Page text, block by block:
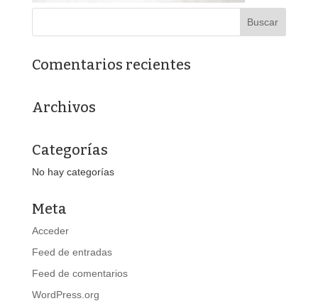
Comentarios recientes
Archivos
Categorías
No hay categorías
Meta
Acceder
Feed de entradas
Feed de comentarios
WordPress.org